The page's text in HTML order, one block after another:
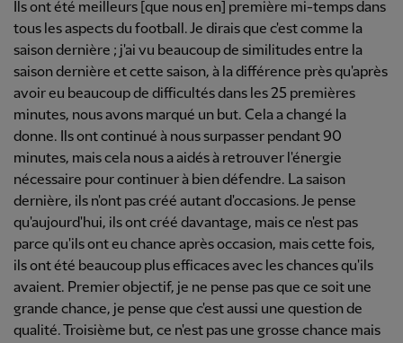
Ils ont été meilleurs [que nous en] première mi-temps dans
tous les aspects du football. Je dirais que c'est comme la
saison dernière ; j'ai vu beaucoup de similitudes entre la
saison dernière et cette saison, à la différence près qu'après
avoir eu beaucoup de difficultés dans les 25 premières
minutes, nous avons marqué un but. Cela a changé la
donne. Ils ont continué à nous surpasser pendant 90
minutes, mais cela nous a aidés à retrouver l'énergie
nécessaire pour continuer à bien défendre. La saison
dernière, ils n'ont pas créé autant d'occasions. Je pense
qu'aujourd'hui, ils ont créé davantage, mais ce n'est pas
parce qu'ils ont eu chance après occasion, mais cette fois,
ils ont été beaucoup plus efficaces avec les chances qu'ils
avaient. Premier objectif, je ne pense pas que ce soit une
grande chance, je pense que c'est aussi une question de
qualité. Troisième but, ce n'est pas une grosse chance mais